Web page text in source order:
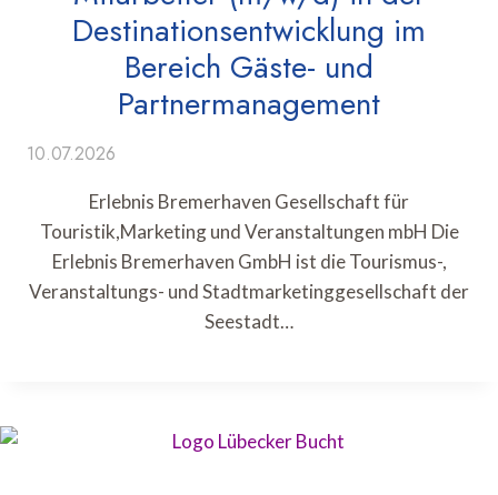
Destinationsentwicklung im
Bereich Gäste- und
Partnermanagement
10.07.2026
Erlebnis Bremerhaven Gesellschaft für
Touristik,Marketing und Veranstaltungen mbH Die
Erlebnis Bremerhaven GmbH ist die Tourismus-,
Veranstaltungs- und Stadtmarketinggesellschaft der
Seestadt…